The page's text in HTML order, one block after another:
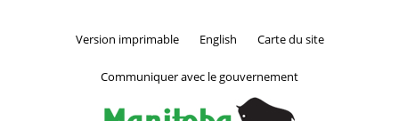
Version imprimable English Carte du site
Communiquer avec le gouvernement